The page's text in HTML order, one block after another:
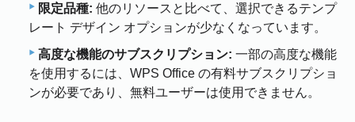
限定品種: 他のリソースと比べて、選択できるテンプ
レート デザイン オプションが少なくなっています。
高度な機能のサブスクリプション: 一部の高度な機能
を使用するには、WPS Office の有料サブスクリプショ
ンが必要であり、無料ユーザーは使用できません。